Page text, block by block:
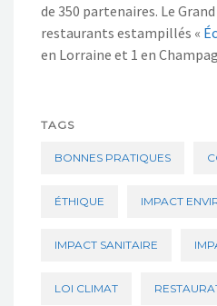
de 350 partenaires. Le
restaurants estampillés « É
en Lorraine et 1 en
TAGS
BONNES PRATIQUES
ÉTHIQUE IMPACT
IMPACT SANITAIRE
LOI CLIMAT